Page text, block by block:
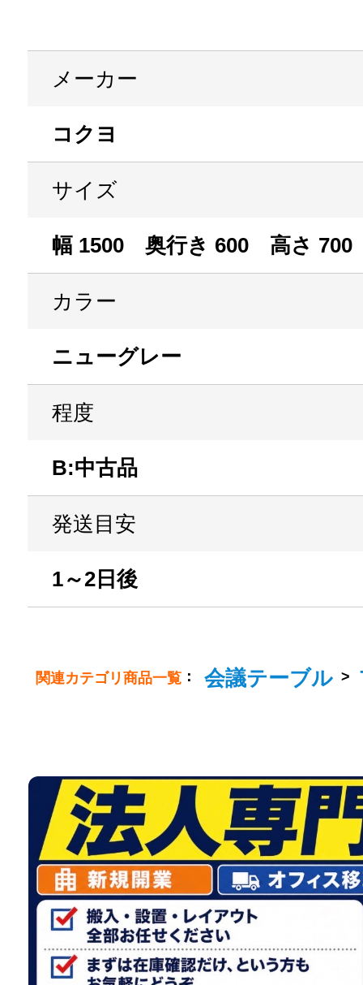
メーカー
コクヨ
サイズ
幅 1500 奥行き 600 高さ 700
カラー
ニューグレー
程度
B:中古品
発送目安
1～2日後
関連カテゴリ商品一覧 ： 会議テーブル >